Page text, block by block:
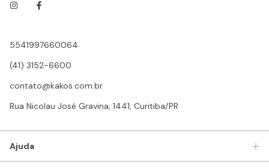
5541997660064
(41) 3152-6600
contato@kakos.com.br
Rua Nicolau José Gravina, 1441, Curitiba/PR
Ajuda